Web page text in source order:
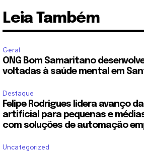
Leia Também
Geral
ONG Bom Samaritano
voltadas à saúde mental em
Destaque
Felipe Rodrigues lidera avanço
artificial para pequenas e
com soluções de automação
Uncategorized